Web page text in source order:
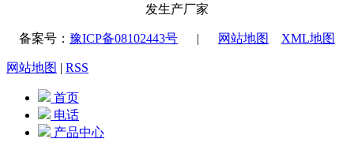
发生产厂家
备案号： 豫ICP备08102443号 | 网站地图 XML地图
网站地图 | RSS
首页
电话
产品中心